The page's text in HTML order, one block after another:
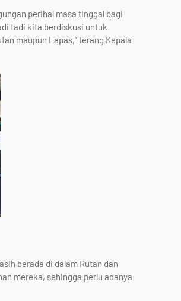
perihal masa tinggal bagi
tadi kita berdiskusi untuk
maupun Lapas,” terang Kepala
berada di dalam Rutan dan
mereka, sehingga perlu adanya